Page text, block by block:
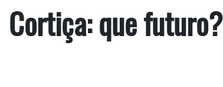
Cortiça: que futuro?